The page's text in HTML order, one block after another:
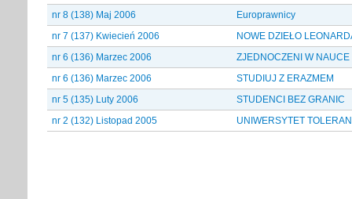
nr 8 (138) Maj 2006
Europrawnicy
nr 7 (137) Kwiecień 2006
NOWE DZIEŁO
nr 6 (136) Marzec 2006
ZJEDNOCZENI W NAUCE
nr 6 (136) Marzec 2006
STUDIUJ Z ERAZMEM
nr 5 (135) Luty 2006
STUDENCI BEZ GRANIC
nr 2 (132) Listopad 2005
UNIWERSYTET